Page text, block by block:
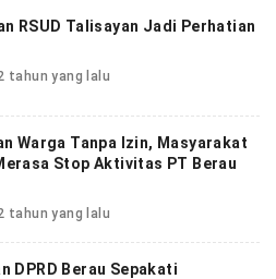
RSUD Talisayan Jadi Perhatian
tahun yang lalu
Warga Tanpa Izin, Masyarakat
Stop Aktivitas PT Berau
tahun yang lalu
DPRD Berau Sepakati